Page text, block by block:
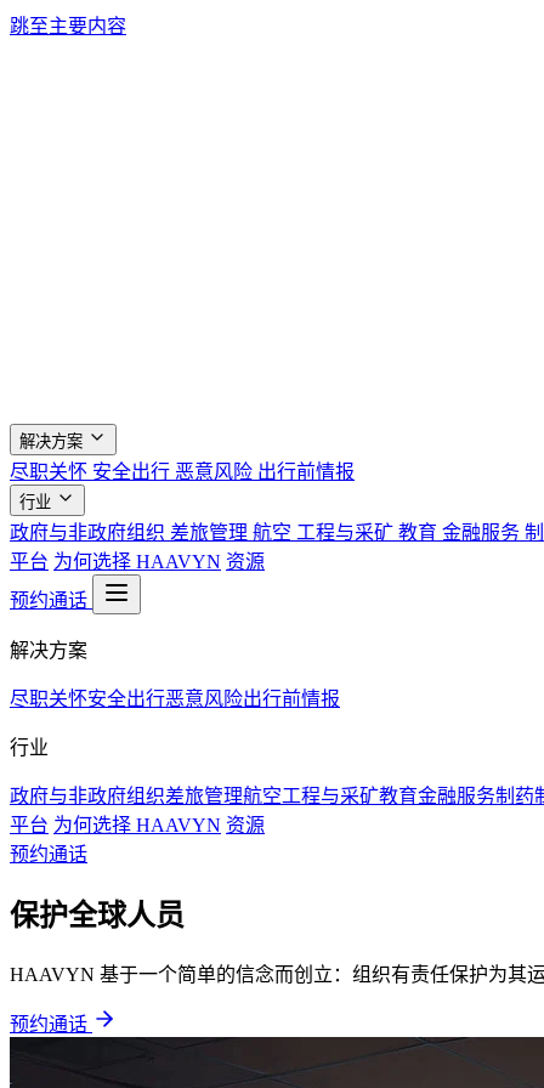
跳至主要内容
解决方案
尽职关怀 安全出行 恶意风险 出行前情报
行业
政府与非政府组织 差旅管理 航空 工程与采矿 教育 金融服务
平台 为何选择 HAAVYN 资源
预约通话
解决方案
尽职关怀安全出行恶意风险出行前情报
行业
政府与非政府组织差旅管理航空工程与采矿教育金融服务制药
平台 为何选择 HAAVYN 资源
预约通话
保护全球人员
HAAVYN 基于一个简单的信念而创立：组织有责任保护为
预约通话